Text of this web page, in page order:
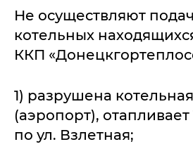
Не осуществляют
котельных
ККП
1) разрушена
(аэропорт),
по ул. Взлетная;